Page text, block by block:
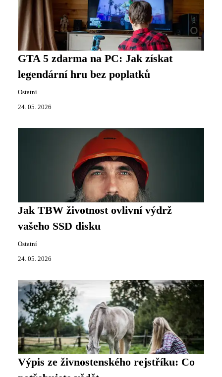
GTA 5 zdarma na PC: Jak získat
legendární hru bez poplatků
Ostatní
24. 05. 2026
Jak TBW životnost ovlivní výdrž
vašeho SSD disku
Ostatní
24. 05. 2026
Výpis ze živnostenského rejstříku: Co